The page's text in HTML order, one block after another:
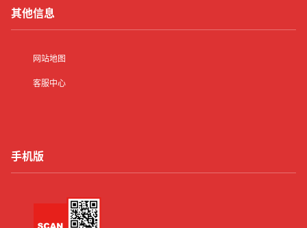
其他信息
网站地图
客服中心
手机版